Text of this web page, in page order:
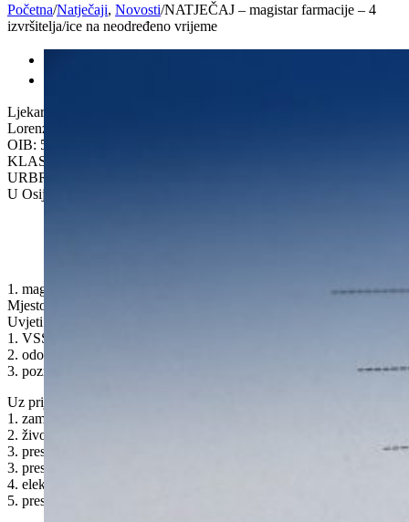
Početna/Natječaji, Novosti/NATJEČAJ – magistar farmacije – 4
izvršitelja/ice na neodređeno vrijeme
Ljekarne Osječko – baranjske županije
Lorenza Jägera 24, Osijek
OIB: 51944919663
KLASA:114-02/26-01/03
URBROJ:1-10-385-26-02
U Osijeku, 30. ožujka 2026. godine
1. magistar farmacije –4 izvršitelja/ice na neodređeno vrijeme
Mjesto rada: Osijek i Baranja
Uvjeti:
1. VSS, farmaceutsko-biokemijski fakultet, magistar farmacije
2. odobrenje za samostalan rad
3. poznavanje rada na računalu
Uz prijavu na natječaj prilaže se
1. zamolba
2. životopis
3. presliku domovnice
3. presliku diplome
4. elektronički zapis o radnom stažu
5. presliku odobrenja za samostalan rad.